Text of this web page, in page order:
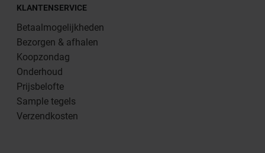
KLANTENSERVICE
Betaalmogelijkheden
Bezorgen & afhalen
Koopzondag
Onderhoud
Prijsbelofte
Sample tegels
Verzendkosten